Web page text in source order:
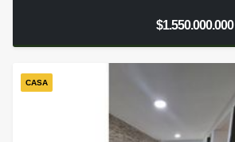
$1.550.000.000
CASA